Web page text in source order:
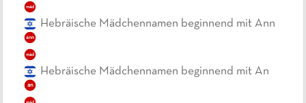
mäd
ann
Hebräische Mädchennamen beginnend mit Ann
mäd
an
Hebräische Mädchennamen beginnend mit An